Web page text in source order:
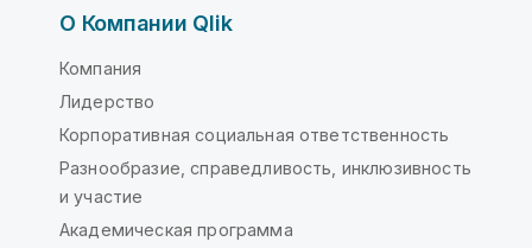
О Компании Qlik
Компания
Лидерство
Корпоративная социальная ответственность
Разнообразие, справедливость, инклюзивность
и участие
Академическая программа